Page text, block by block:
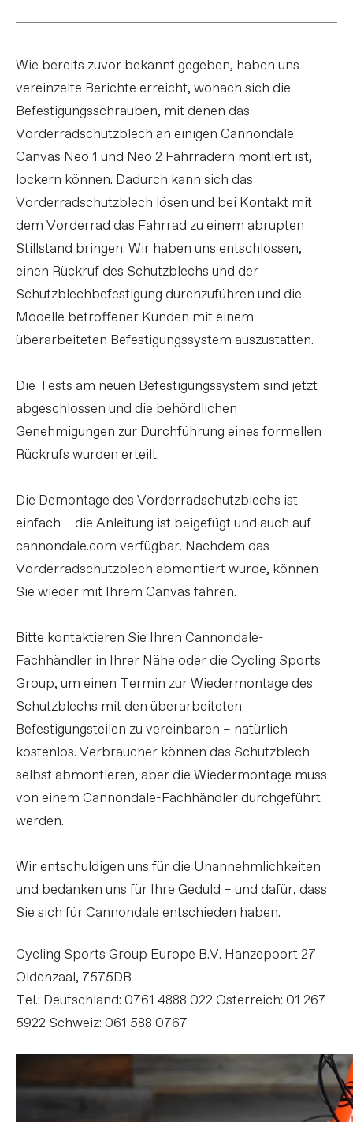
Wie bereits zuvor bekannt gegeben, haben uns
vereinzelte Berichte erreicht, wonach sich die
Befestigungsschrauben, mit denen das
Vorderradschutzblech an einigen Cannondale
Canvas Neo 1 und Neo 2 Fahrrädern montiert ist,
lockern können. Dadurch kann sich das
Vorderradschutzblech lösen und bei Kontakt mit
dem Vorderrad das Fahrrad zu einem abrupten
Stillstand bringen. Wir haben uns entschlossen,
einen Rückruf des Schutzblechs und der
Schutzblechbefestigung durchzuführen und die
Modelle betroffener Kunden mit einem
überarbeiteten Befestigungssystem auszustatten.
Die Tests am neuen Befestigungssystem sind jetzt
abgeschlossen und die behördlichen
Genehmigungen zur Durchführung eines formellen
Rückrufs wurden erteilt.
Die Demontage des Vorderradschutzblechs ist
einfach – die Anleitung ist beigefügt und auch auf
cannondale.com verfügbar. Nachdem das
Vorderradschutzblech abmontiert wurde, können
Sie wieder mit Ihrem Canvas fahren.
Bitte kontaktieren Sie Ihren Cannondale-
Fachhändler in Ihrer Nähe oder die Cycling Sports
Group, um einen Termin zur Wiedermontage des
Schutzblechs mit den überarbeiteten
Befestigungsteilen zu vereinbaren – natürlich
kostenlos. Verbraucher können das Schutzblech
selbst abmontieren, aber die Wiedermontage muss
von einem Cannondale-Fachhändler durchgeführt
werden.
Wir entschuldigen uns für die Unannehmlichkeiten
und bedanken uns für Ihre Geduld – und dafür, dass
Sie sich für Cannondale entschieden haben.
Cycling Sports Group Europe B.V. Hanzepoort 27
Oldenzaal, 7575DB
Tel.: Deutschland: 0761 4888 022 Österreich: 01 267
5922 Schweiz: 061 588 0767